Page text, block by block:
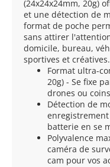
(24x24x24mm, 20g)
et une détection de
format de poche
sans attirer
domicile, bureau,
sportives et créatives.
Format ultra-
20g) - Se fixe
drones ou
Détection de
batterie en se
Polyvalence
caméra de
cam pour vos